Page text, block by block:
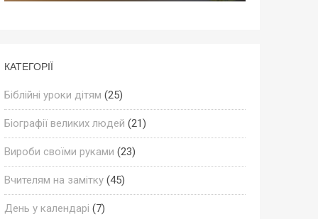
КАТЕГОРІЇ
Біблійні уроки дітям (25)
Біографії великих людей (21)
Вироби своїми руками (23)
Вчителям на замітку(45)
День у календарі (7)